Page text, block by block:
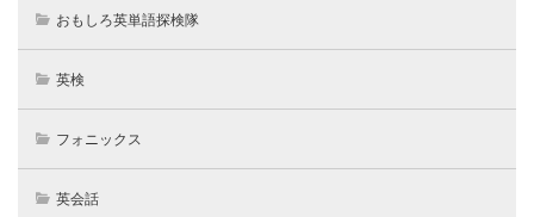
おもしろ英単語探検隊
英検
フォニックス
英会話